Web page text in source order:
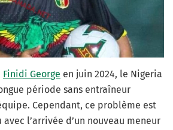
Finidi George en juin 2024, le Nigeria
période sans entraîneur
Cependant, ce problème est
l’arrivée d’un nouveau meneur